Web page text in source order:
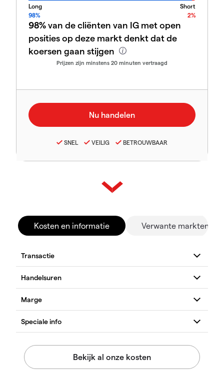
Long
Short
98%
2%
98%van de cliënten van IG met open
posities op deze markt denkt dat de
koersen gaan stijgen
Prijzen zijn minstens 20 minuten vertraagd
SNEL VEILIG BETROUWBAAR
Kosten en informatie Verwante markten